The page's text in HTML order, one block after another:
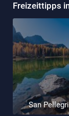
Freizeittipps
San